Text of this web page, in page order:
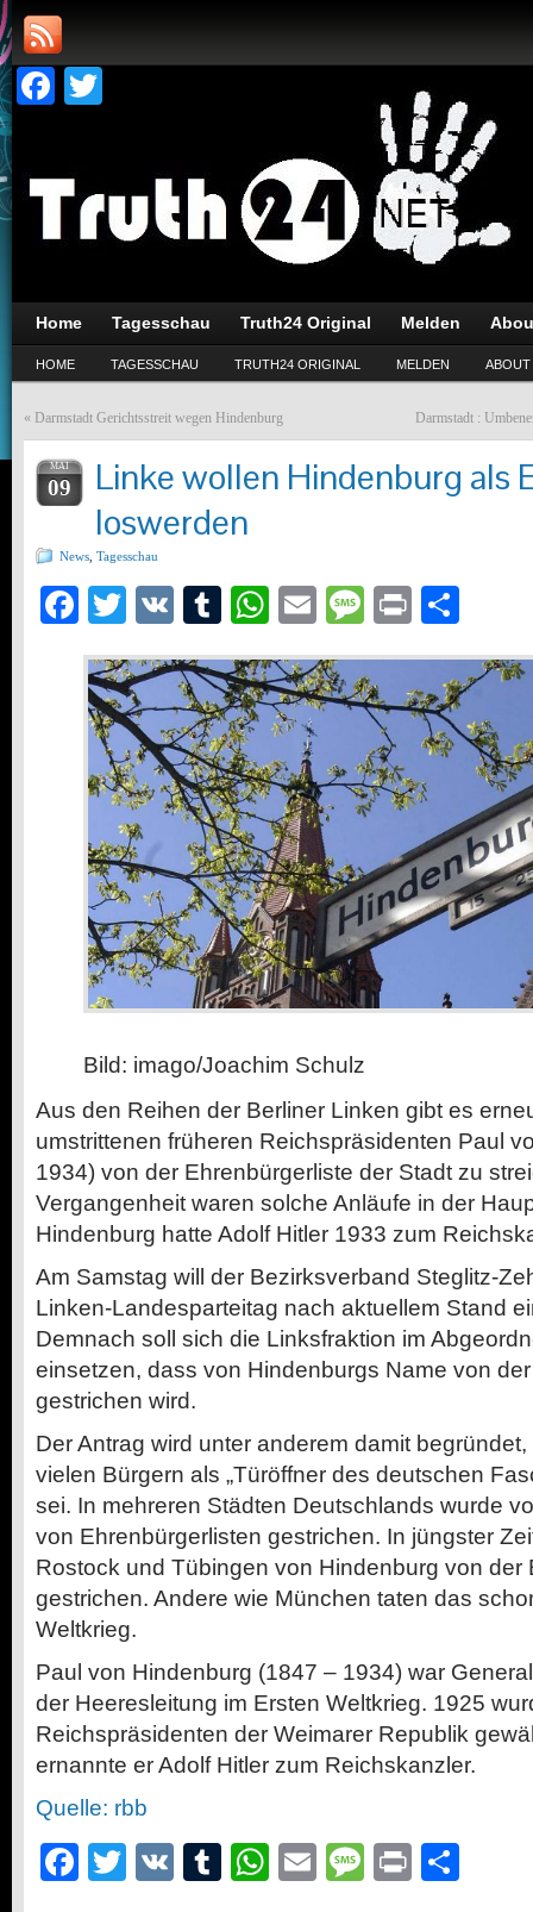
Facebook
Home Tagesschau Truth24 Original Melden
HOME TAGESSCHAU TRUTH24 ORIGINAL MELDEN ABOUT
« Darmstadt Gerichtsstreit wegen Hindenburg Darmstadt :
MAI
09
Linke wollen Hindenburg als
loswerden
News Tagesschau
Facebook
Twitter
VK Tumblr
WhatsApp
EmailMessage
Print
Bild: imago/Joachim Schulz
Aus den Reihen der Berliner Linken gibt es
umstrittenen früheren Reichspräsidenten Paul
1934) von der Ehrenbürgerliste der Stadt zu
Vergangenheit waren solche Anläufe in der
Hindenburg hatte Adolf Hitler 1933 zum
Am Samstag will der Bezirksverband Steglitz-
Linken-Landesparteitag nach aktuellem Stand
Demnach soll sich die Linksfraktion im
einsetzen, dass von Hindenburgs Name von
gestrichen wird.
Der Antrag wird unter anderem damit
vielen Bürgern als „Türöffner des deutschen
sei. In mehreren Städten Deutschlands wurde
von Ehrenbürgerlisten gestrichen. In jüngster
Rostock und Tübingen von Hindenburg von der
gestrichen. Andere wie München taten das
Weltkrieg.
Paul von Hindenburg (1847 – 1934) war
der Heeresleitung im Ersten Weltkrieg. 1925
Reichspräsidenten der Weimarer Republik
ernannte er Adolf Hitler zum Reichskanzler.
Quelle: rbb
Facebook
Twitter
VK Tumblr
WhatsApp
EmailMessage
Print